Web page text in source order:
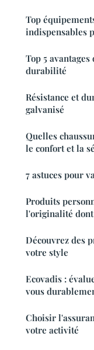
Top
indispensables
Top 5
durabilité
Résistance et
galvanisé
Quelles
le confort et la
7 astuces pour
Produits
l'originalité dont
Découvrez des
votre style
Ecovadis :
vous
Choisir
votre activité